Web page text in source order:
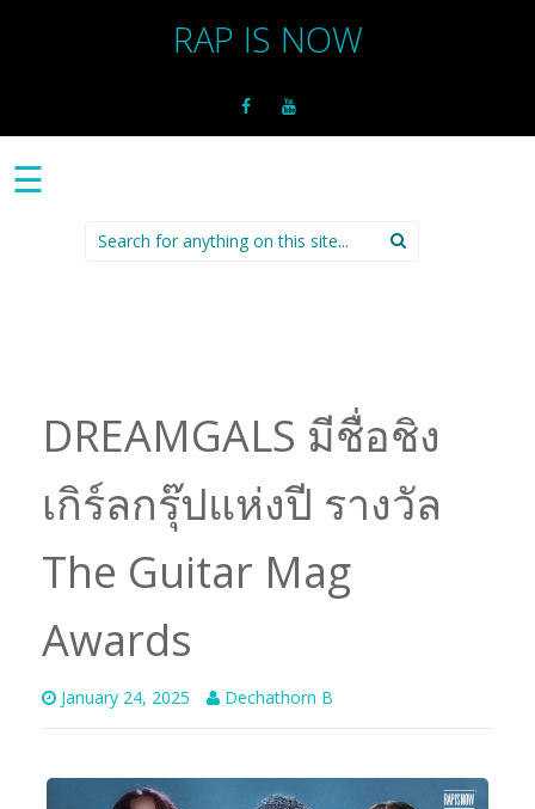
RAP IS NOW
☰
Search
for:
DREAMGALS มีชื่อชิง
เกิร์ลกรุ๊ปแห่งปี รางวัล
The Guitar Mag
Awards
January 24, 2025 Dechathorn B